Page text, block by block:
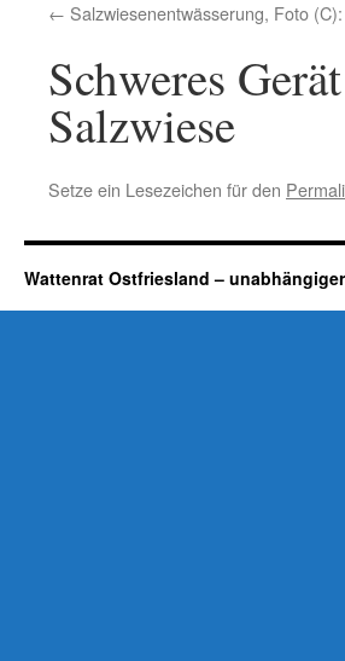
Salzwiesenentwässerung, Foto
Schweres
Salzwiese
Setze ein Lesezeichen für den
Wattenrat Ostfriesland –